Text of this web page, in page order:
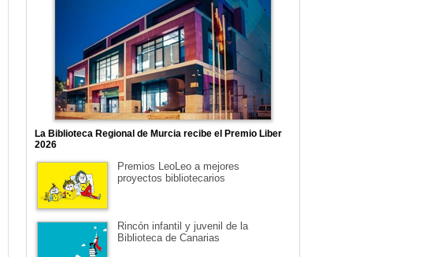
La Biblioteca Regional de Murcia recibe el Premio Liber
2026
Premios LeoLeo a mejores
proyectos bibliotecarios
Rincón infantil y juvenil de la
Biblioteca de Canarias